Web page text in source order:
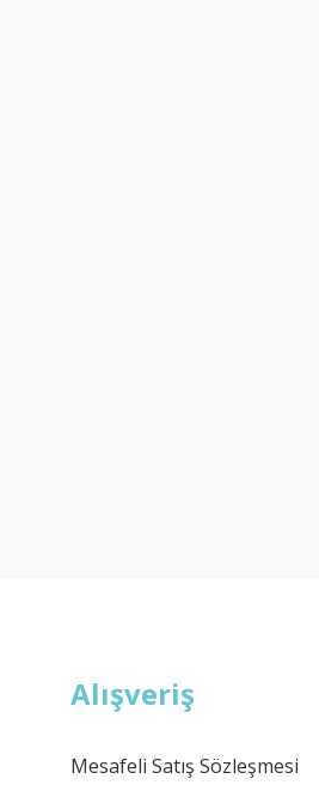
Alışveriş
Mesafeli Satış Sözleşmesi